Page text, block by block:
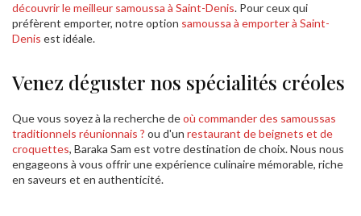
découvrir le meilleur samoussa à Saint-Denis. Pour ceux qui
préfèrent emporter, notre option samoussa à emporter à Saint-
Denis est idéale.
Venez déguster nos spécialités créoles
Que vous soyez à la recherche deoù commander des samoussas
traditionnels réunionnais ? ou d'un restaurant de beignets et de
croquettes, Baraka Sam est votre destination de choix. Nous nous
engageons à vous offrir une expérience culinaire mémorable, riche
en saveurs et en authenticité.